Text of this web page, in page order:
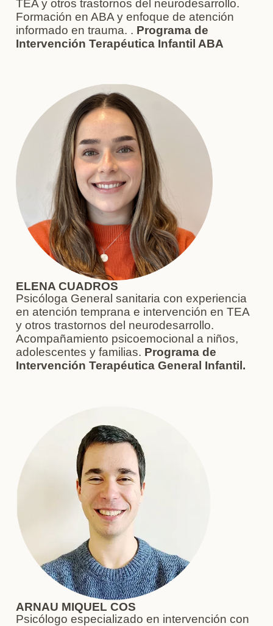
TEA y otros trastornos del neurodesarrollo.
Formación en ABA y enfoque de atención
informado en trauma. . Programa de
Intervención Terapéutica Infantil ABA
ELENA CUADROS
Psicóloga General sanitaria con experiencia
en atención temprana e intervención en TEA
y otros trastornos del neurodesarrollo.
Acompañamiento psicoemocional a niños,
adolescentes y familias. Programa de
Intervención Terapéutica General Infantil.
ARNAU MIQUEL COS
Psicólogo especializado en intervención con